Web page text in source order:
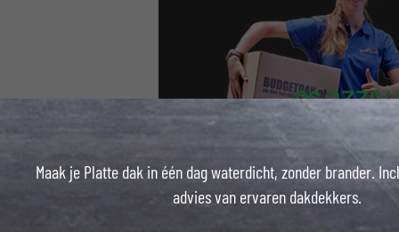
Maak je Platte dak in één dag waterdicht, zonder brander.
advies van ervaren dakdekkers.
06